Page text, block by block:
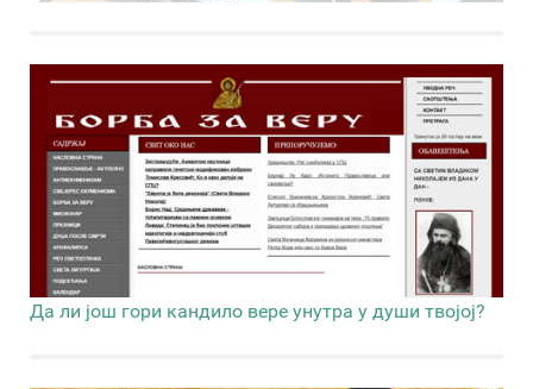
Да ли још гори кандило вере унутра у души твојој?